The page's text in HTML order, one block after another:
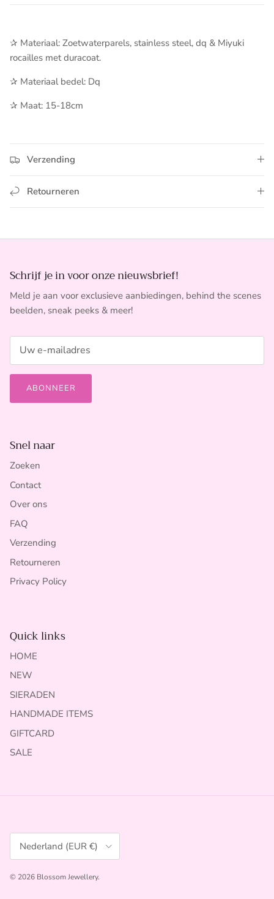
✰ Materiaal: Zoetwaterparels, stainless steel, dq & Miyuki
rocailles met duracoat.
✰ ​Materiaal bedel: Dq
✰ Maat: 15-18cm
Verzending
Retourneren
Schrijf je in voor onze nieuwsbrief!
Meld je aan voor exclusieve aanbiedingen, behind the scenes
beelden, sneak peeks & meer!
ABONNEER
Snel naar
Zoeken
Contact
Over ons
FAQ
Verzending
Retourneren
Privacy Policy
Quick links
HOME
NEW
SIERADEN
HANDMADE ITEMS
GIFTCARD
SALE
Land/Regio
Nederland (EUR €)
© 2026 Blossom Jewellery.